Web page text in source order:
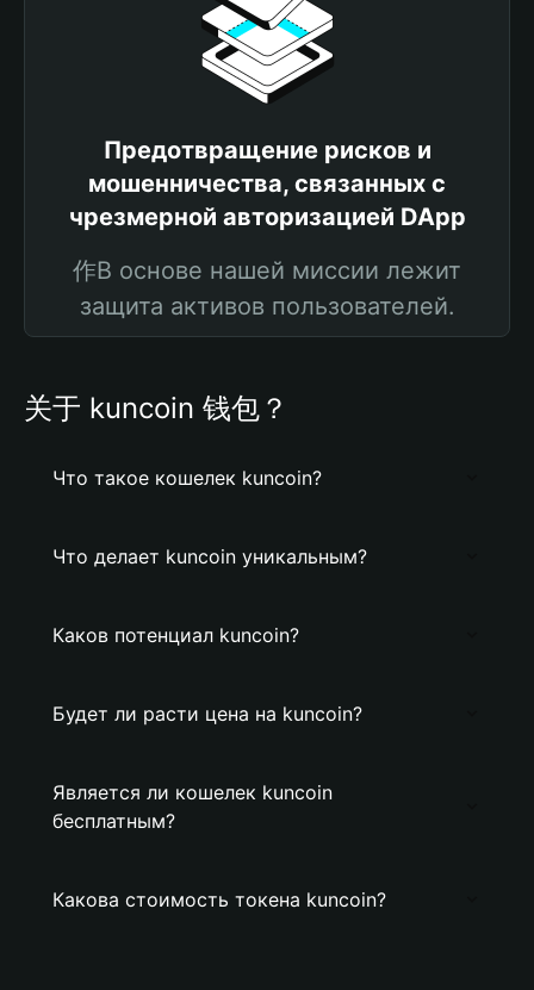
Предотвращение рисков и
мошенничества, связанных с
чрезмерной авторизацией DApp
作В основе нашей миссии лежит
защита активов пользователей.
关于 kuncoin 钱包？
Что такое кошелек kuncoin?
Что делает kuncoin уникальным?
Каков потенциал kuncoin?
Будет ли расти цена на kuncoin?
Является ли кошелек kuncoin
бесплатным?
Какова стоимость токена kuncoin?